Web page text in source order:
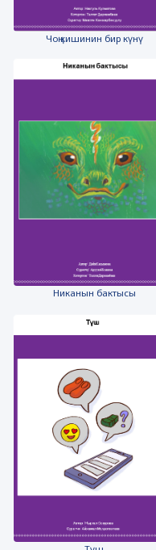
Чоң кишинин бир күнү
Никанын бактысы